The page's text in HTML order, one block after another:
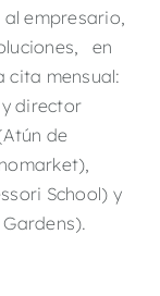
empresario,
en
cita mensual:
director
de
School) y